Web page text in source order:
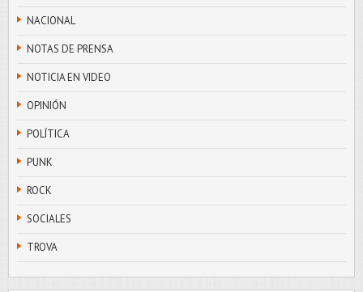
NACIONAL
NOTAS DE PRENSA
NOTICIA EN VIDEO
OPINIÓN
POLÍTICA
PUNK
ROCK
SOCIALES
TROVA